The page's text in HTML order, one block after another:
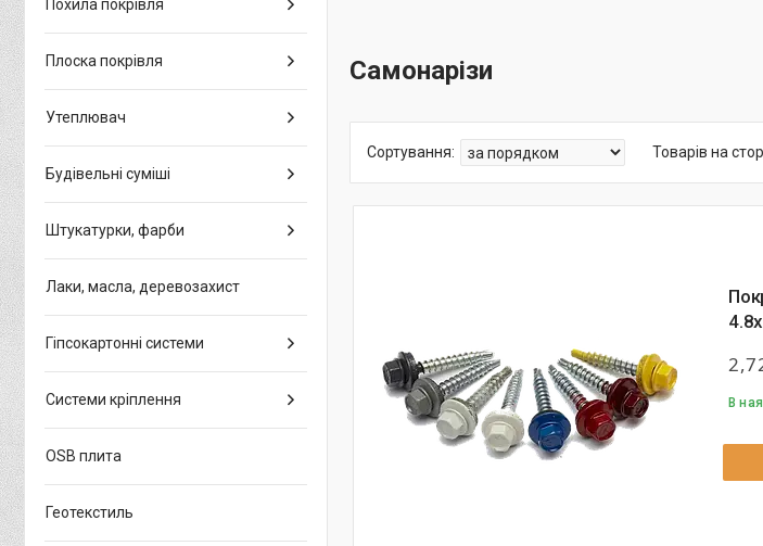
Самонарізи
В
Похила покрівля
Плоска покрівля
Утеплювач
Будівельні суміші
Штукатурки, фарби
Лаки, масла, деревозахист
Гіпсокартонні системи
Системи кріплення
OSB плита
Геотекстиль